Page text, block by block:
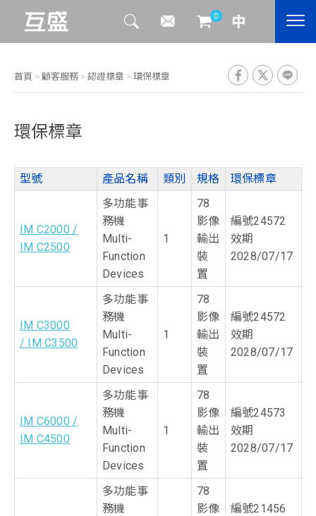
0
首頁 > 顧客服務 > 認證標章 > 環保標章
環保標章
型號 產品名稱 類別 規格 環保標章
IM C2000 /
IM C2500
多功能事
務機
Multi-
Function
Devices
1
78
影像
輸出
裝
置
編號24572
效期
2028/07/17
IM C3000
/ IM C3500
多功能事
務機
Multi-
Function
Devices
1
78
影像
輸出
裝
置
編號24572
效期
2028/07/17
IM C6000 /
IM C4500
多功能事
務機
Multi-
Function
Devices
1
78
影像
輸出
裝
置
編號24573
效期
2028/07/17
多功能事
務機
78
影像
編號21456